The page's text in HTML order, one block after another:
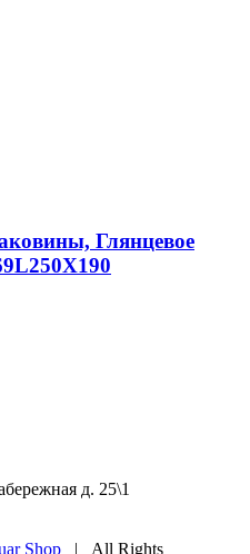
Глянцевое
д. 25\1
Shop | All Rights